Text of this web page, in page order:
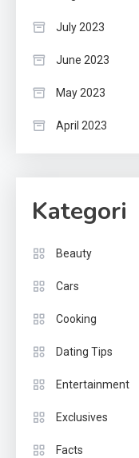
July 2023
June 2023
May 2023
April 2023
Kategori
Beauty
Cars
Cooking
Dating Tips
Entertainment
Exclusives
Facts